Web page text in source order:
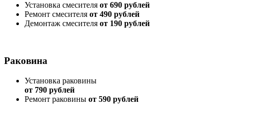
Установка смесителя от 690 рублей
Ремонт смесителя от 490 рублей
Демонтаж смесителя от 190 рублей
Раковина
Установка раковины
от 790 рублей
Ремонт раковины от 590 рублей